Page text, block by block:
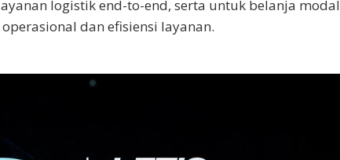
logistik end-to-end, serta untuk belanja modal
dan efisiensi layanan.